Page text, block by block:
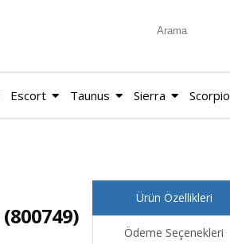
Escort Taunus Sierra Scorpio
(800749)
Ürün Özellikleri
Ödeme Seçenekleri